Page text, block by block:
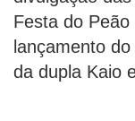
Festa do
lançamento
da dupla Kaio